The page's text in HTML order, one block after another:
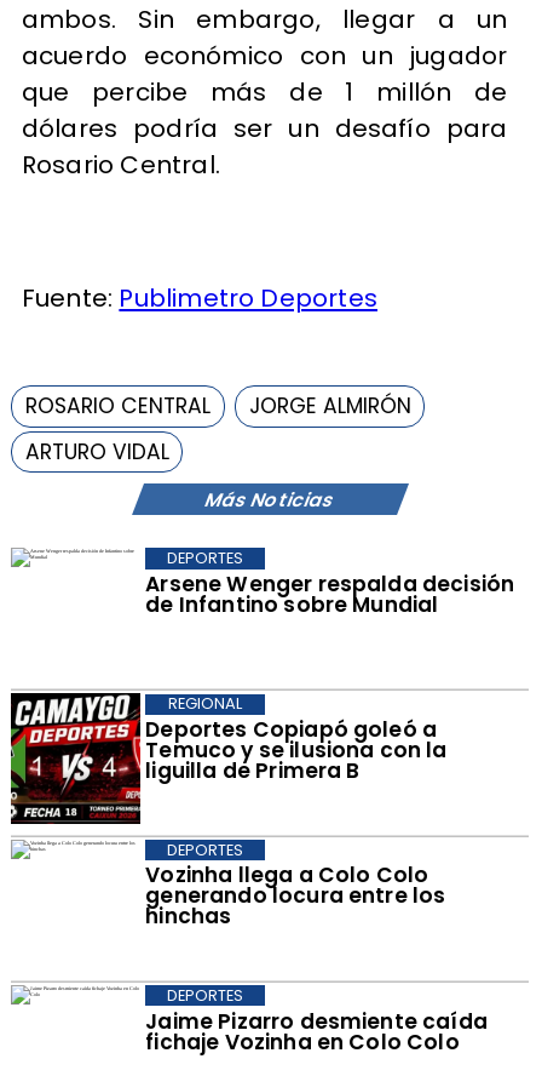
Más Noticias
Arsene Wenger respalda decisión
de Infantino sobre Mundial
DEPORTES
Deportes Copiapó goleó a
Temuco y se ilusiona con la
liguilla de Primera B
REGIONAL
Vozinha llega a Colo Colo
generando locura entre los
hinchas
DEPORTES
Jaime Pizarro desmiente caída
fichaje Vozinha en Colo Colo
DEPORTES
ambos. Sin embargo, llegar a un
acuerdo económico con un jugador
que percibe más de 1 millón de
dólares podría ser un desafío para
Rosario Central.
Fuente: Publimetro Deportes
ROSARIO CENTRAL
JORGE ALMIRÓN
ARTURO VIDAL